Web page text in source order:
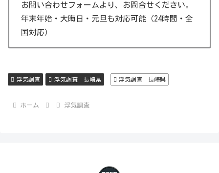
長崎原爆資料館
長崎原爆資料館は、原爆の悲惨さと平和の重要性を
長崎ペンギン水族館は、ペンギンの種類が豊富で、
家族連れに人気の観光地です。
グラバー園
び、食事を楽しむことができます。
お問い合わせフォームより、お問合せください。
年末年始・大晦日・元旦も対応可能（24時間・全
国対応）
浮気調査 浮気調査 長崎県 浮気調査 長崎県
ホーム 浮気調査